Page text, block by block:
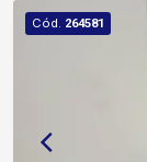
Cód. 264581